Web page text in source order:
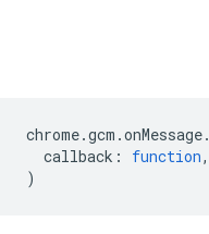
chrome.gcm .onMessage.
callback : function,
)